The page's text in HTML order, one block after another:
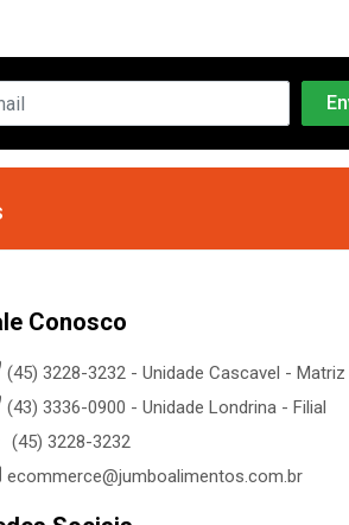
Conosco
(45) 3228-3232 - Unidade Cascavel - Matriz
(43) 3336-0900 - Unidade Londrina - Filial
(45) 3228-3232
ecommerce@jumboalimentos.com.br